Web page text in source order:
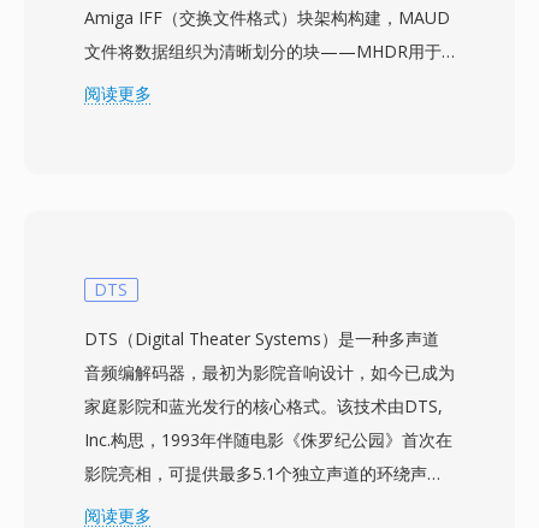
Amiga IFF（交换文件格式）块架构构建，MAUD
文件将数据组织为清晰划分的块——MHDR用于
头部信息，MDAT用于采样数据，以及可选的注释
作社区，MacroSystem Retina和VLab Motion采
今通过SoX和libsndfile的转换支持，确保复古
Amiga作品仍可被恢复。三个突出优势是：任何块
感知解析器都能导航的清晰IFF结构，领先于典型
Amiga音频水平的16位立体声能力，以及为视频
渲染留出最大CPU余量的轻量级开销。
阅读更多
DTS
DTS（Digital Theater Systems）是一种多声道
音频编解码器，最初为影院音响设计，如今已成为
家庭影院和蓝光发行的核心格式。该技术由DTS,
Inc.构思，1993年伴随电影《侏罗纪公园》首次在
影院亮相，可提供最多5.1个独立声道的环绕声，
比特率通常在768 kbps至1.5 Mbps之间。与依赖
阅读更多